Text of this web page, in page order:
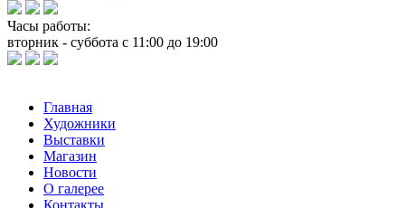
Часы работы:
вторник - суббота с 11:00 до 19:00
Главная
Художники
Выставки
Магазин
Новости
О галерее
Контакты